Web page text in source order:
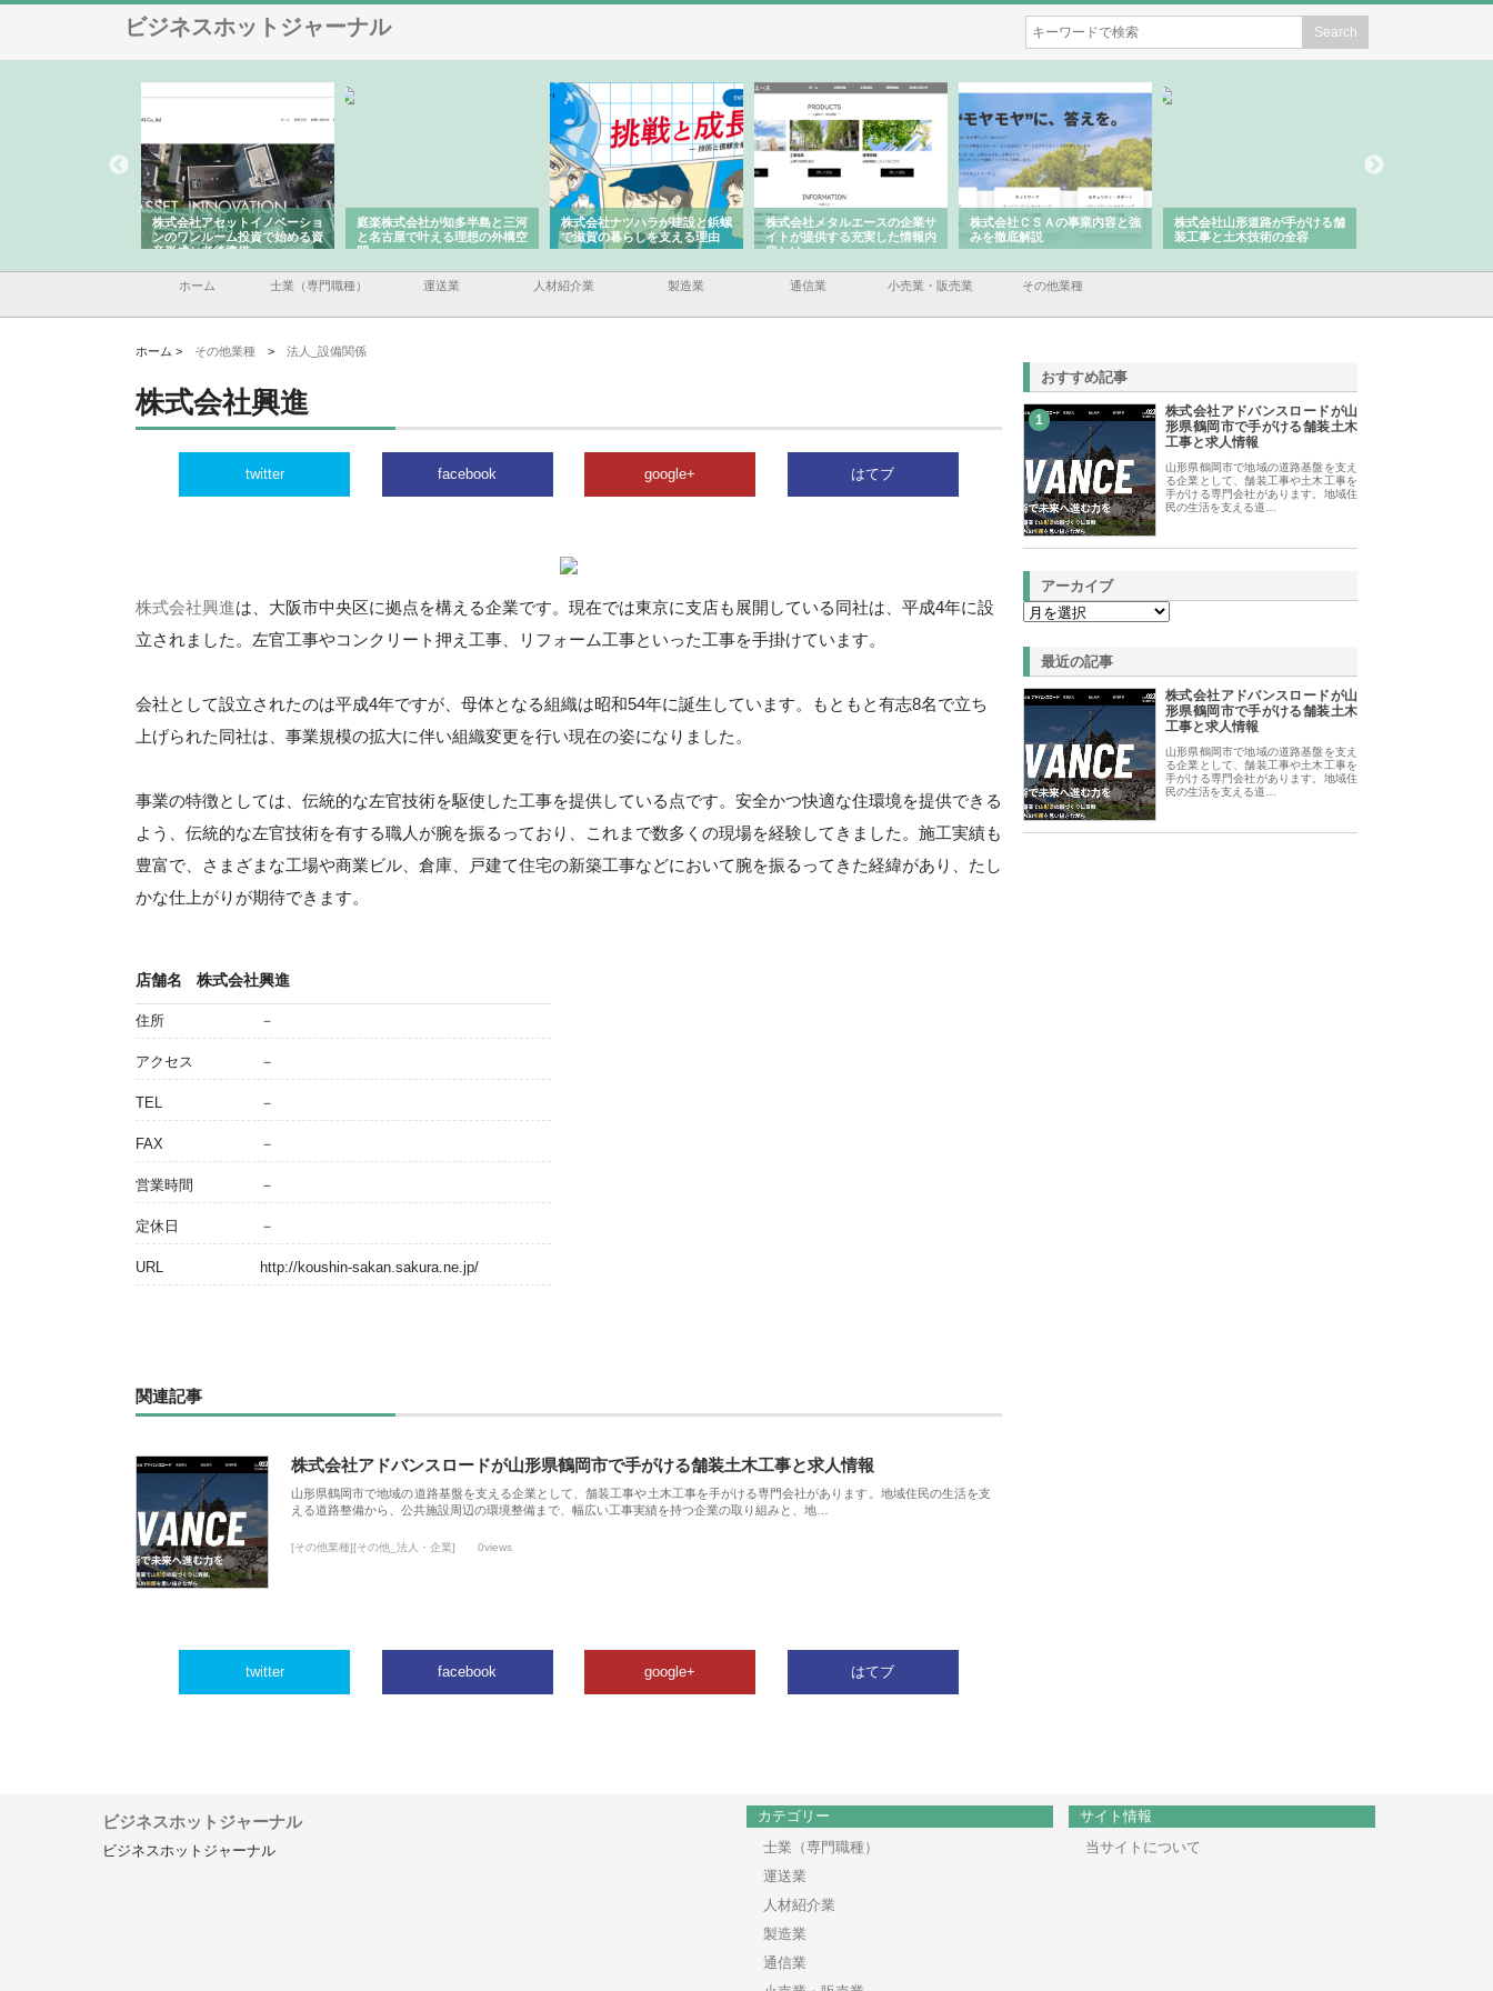
ビジネスホットジャーナル
株式会社アセットイノベーショ
ンのワンルーム投資で始める資
産形成と老後準備
庭楽株式会社が知多半島と三河
と名古屋で叶える理想の外構空
間
株式会社ナツハラが建設と鋲螺
で滋賀の暮らしを支える理由
株式会社メタルエースの企業サ
イトが提供する充実した情報内
容とは
株式会社ＣＳＡの事業内容と強
みを徹底解説
株式会社山形道路が手がける舗
装工事と土木技術の全容
ホーム 士業（専門職種） 運送業 人材紹介業 製造業 通信業 小売業・販売業 その他業種
ホーム > その他業種 > 法人_設備関係
株式会社興進
twitter facebook google+ はてブ
株式会社興進は、大阪市中央区に拠点を構える企業です。現在では東京に支店も展開している同社は、平成4年に設
立されました。左官工事やコンクリート押え工事、リフォーム工事といった工事を手掛けています。
会社として設立されたのは平成4年ですが、母体となる組織は昭和54年に誕生しています。もともと有志8名で立ち
上げられた同社は、事業規模の拡大に伴い組織変更を行い現在の姿になりました。
事業の特徴としては、伝統的な左官技術を駆使した工事を提供している点です。安全かつ快適な住環境を提供できる
よう、伝統的な左官技術を有する職人が腕を振るっており、これまで数多くの現場を経験してきました。施工実績も
豊富で、さまざまな工場や商業ビル、倉庫、戸建て住宅の新築工事などにおいて腕を振るってきた経緯があり、たし
かな仕上がりが期待できます。
店舗名 株式会社興進
住所 －
アクセス －
TEL －
FAX －
営業時間 －
定休日 －
URL http://koushin-sakan.sakura.ne.jp/
関連記事
株式会社アドバンスロードが山形県鶴岡市で手がける舗装土木工事と求人情報
山形県鶴岡市で地域の道路基盤を支える企業として、舗装工事や土木工事を手がける専門会社があります。地域住民の生活を支
える道路整備から、公共施設周辺の環境整備まで、幅広い工事実績を持つ企業の取り組みと、地…
[その他業種][その他_法人・企業] 0views
twitter facebook google+ はてブ
おすすめ記事
1
株式会社アドバンスロードが山
形県鶴岡市で手がける舗装土木
工事と求人情報
山形県鶴岡市で地域の道路基盤を支え
る企業として、舗装工事や土木工事を
手がける専門会社があります。地域住
民の生活を支える道…
アーカイブ
最近の記事
株式会社アドバンスロードが山
形県鶴岡市で手がける舗装土木
工事と求人情報
山形県鶴岡市で地域の道路基盤を支え
る企業として、舗装工事や土木工事を
手がける専門会社があります。地域住
民の生活を支える道…
ビジネスホットジャーナル
ビジネスホットジャーナル
カテゴリー
士業（専門職種）
運送業
人材紹介業
製造業
通信業
サイト情報
当サイトについて